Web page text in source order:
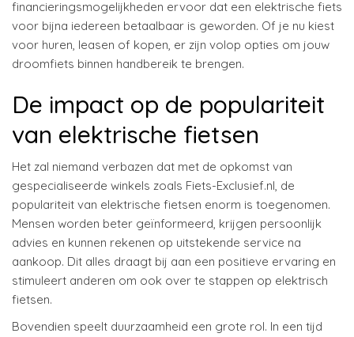
financieringsmogelijkheden ervoor dat een elektrische fiets
voor bijna iedereen betaalbaar is geworden. Of je nu kiest
voor huren, leasen of kopen, er zijn volop opties om jouw
droomfiets binnen handbereik te brengen.
De impact op de populariteit
van elektrische fietsen
Het zal niemand verbazen dat met de opkomst van
gespecialiseerde winkels zoals Fiets-Exclusief.nl, de
populariteit van elektrische fietsen enorm is toegenomen.
Mensen worden beter geïnformeerd, krijgen persoonlijk
advies en kunnen rekenen op uitstekende service na
aankoop. Dit alles draagt bij aan een positieve ervaring en
stimuleert anderen om ook over te stappen op elektrisch
fietsen.
Bovendien speelt duurzaamheid een grote rol. In een tijd